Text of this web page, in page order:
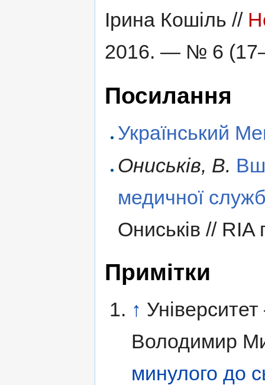
Ірина Кошіль //
2016. — № 6
Посилання
Український
Ониськів, В.
медичної
Ониськів //
Примітки
↑
Володимир
минулого до